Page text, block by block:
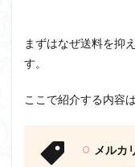
まずはなぜ送料を抑
す。
ここで紹介する内容
メルカ